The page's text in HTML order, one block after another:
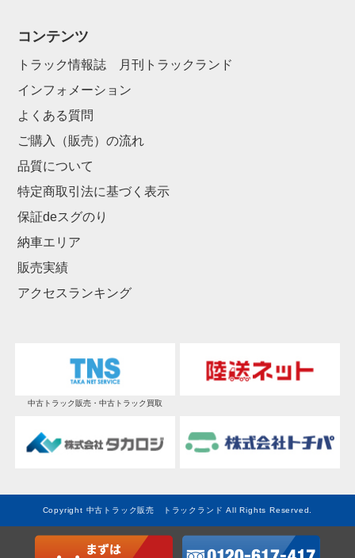
コンテンツ
トラック情報誌 月刊トラックランド
インフォメーション
よくある質問
ご購入（販売）の流れ
品質について
特定商取引法に基づく表示
保証deスグのり
納車エリア
販売実績
アクセスランキング
中古トラック販売・中古トラック買取
Copyright 中古トラック販売 トラックランド All Rights Reserved.